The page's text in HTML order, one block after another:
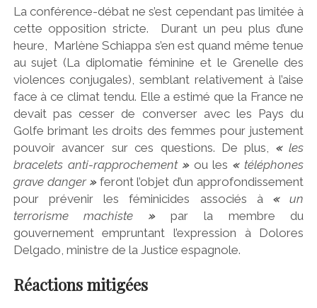
La conférence-débat ne s’est cependant pas limitée à
cette opposition stricte. Durant un peu plus d’une
heure, Marlène Schiappa s’en est quand même tenue
au sujet (La diplomatie féminine et le Grenelle des
violences conjugales), semblant relativement à l’aise
face à ce climat tendu. Elle a estimé que la France ne
devait pas cesser de converser avec les Pays du
Golfe brimant les droits des femmes pour justement
pouvoir avancer sur ces questions. De plus,
«les
bracelets anti-rapprochement »ou les«téléphones
grave danger »feront l’objet d’un approfondissement
pour prévenir les féminicides associés à«un
terrorisme machiste»par la membre du
gouvernement empruntant l’expression à Dolores
Delgado, ministre de la Justice espagnole.
Réactions mitigées